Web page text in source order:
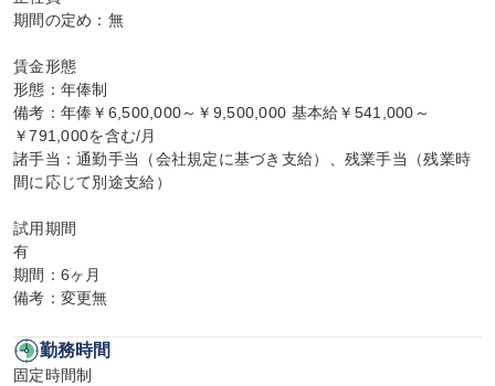
期間の定め：無
賃金形態
形態：年俸制
備考：年俸￥6,500,000～￥9,500,000 基本給￥541,000～
￥791,000を含む/月
諸手当：通勤手当（会社規定に基づき支給）、残業手当（残業時
間に応じて別途支給）
試用期間
有
期間：6ヶ月
備考：変更無
勤務時間
固定時間制